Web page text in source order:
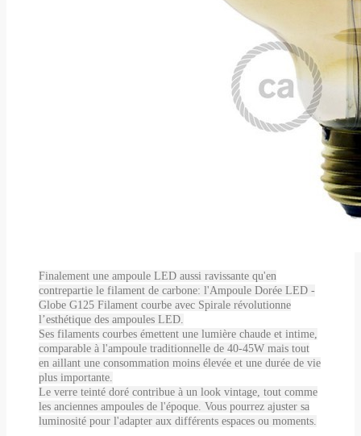
Finalement une ampoule LED aussi ravissante qu'en
contrepartie le filament de carbone: l'Ampoule Dorée LED -
Globe G125 Filament courbe avec Spirale révolutionne
l’esthétique des ampoules LED.
Ses filaments courbes émettent une lumière chaude et intime,
comparable à l'ampoule traditionnelle de 40-45W mais tout
en aillant une consommation moins élevée et une durée de vie
plus importante.
Le verre teinté doré contribue à un look vintage, tout comme
les anciennes ampoules de l'époque. Vous pourrez ajuster sa
luminosité pour l'adapter aux différents espaces ou moments.